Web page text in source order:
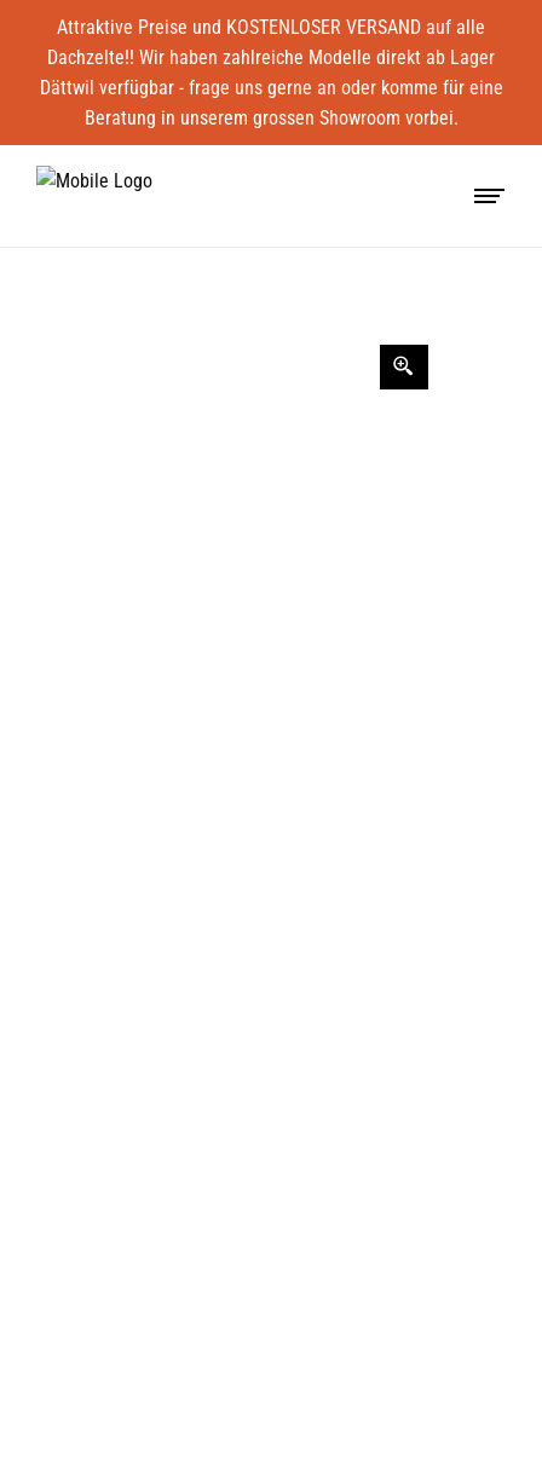
Attraktive Preise und KOSTENLOSER VERSAND auf alle
Dachzelte!! Wir haben zahlreiche Modelle direkt ab Lager
Dättwil verfügbar - frage uns gerne an oder komme für eine
Beratung in unserem grossen Showroom vorbei.